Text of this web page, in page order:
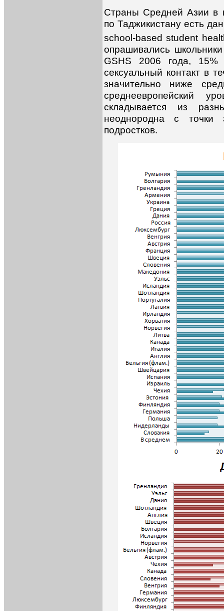
Страны Средней Азии в
по Таджикистану есть
school-based student
опрашивались
GSHS 2006 года,
сексуальный контакт в
значительно ниже
среднеевропейский
складывается из
неоднородна с точки
подростков.